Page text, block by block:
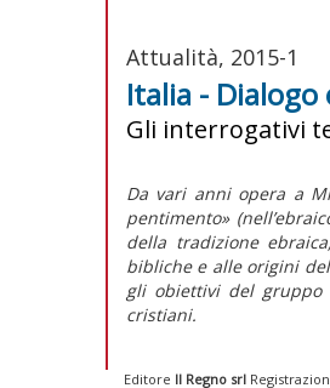
Attualità, 2015-1
Italia - Dialogo
Gli interrogativi
Da vari anni opera a
pentimento»
della tradizione
bibliche e alle origini
gli obiettivi del
cristiani.
Editore Il Regno srl